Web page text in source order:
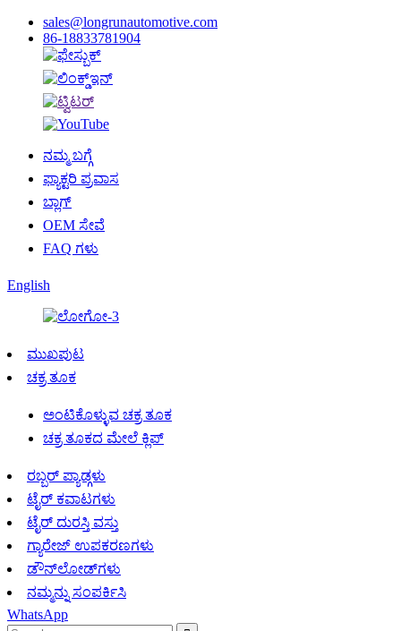
sales@longrunautomotive.com
86-18833781904
ನಮ್ಮ ಬಗ್ಗೆ
ಫ್ಯಾಕ್ಟರಿ ಪ್ರವಾಸ
ಬ್ಲಾಗ್
OEM ಸೇವೆ
FAQ ಗಳು
English
ಮುಖಪುಟ
ಚಕ್ರ ತೂಕ
ಅಂಟಿಕೊಳ್ಳುವ ಚಕ್ರ ತೂಕ
ಚಕ್ರ ತೂಕದ ಮೇಲೆ ಕ್ಲಿಪ್
ರಬ್ಬರ್ ಪ್ಯಾಡ್ಗಳು
ಟೈರ್ ಕವಾಟಗಳು
ಟೈರ್ ದುರಸ್ತಿ ವಸ್ತು
ಗ್ಯಾರೇಜ್ ಉಪಕರಣಗಳು
ಡೌನ್‌ಲೋಡ್‌ಗಳು
ನಮ್ಮನ್ನು ಸಂಪರ್ಕಿಸಿ
WhatsApp